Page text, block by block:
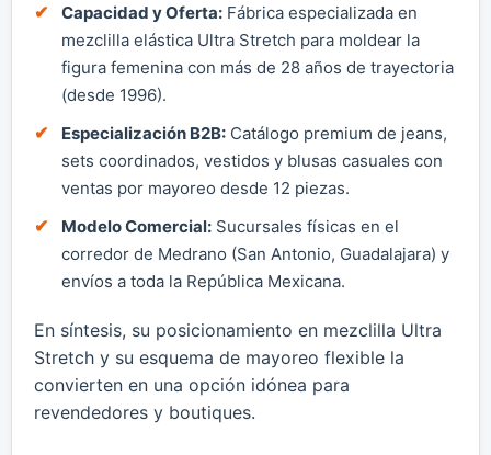
Capacidad y Oferta: Fábrica especializada en
mezclilla elástica Ultra Stretch para moldear la
figura femenina con más de 28 años de trayectoria
(desde 1996).
Especialización B2B: Catálogo premium de jeans,
sets coordinados, vestidos y blusas casuales con
ventas por mayoreo desde 12 piezas.
Modelo Comercial: Sucursales físicas en el
corredor de Medrano (San Antonio, Guadalajara) y
envíos a toda la República Mexicana.
En síntesis, su posicionamiento en mezclilla Ultra
Stretch y su esquema de mayoreo flexible la
convierten en una opción idónea para
revendedores y boutiques.